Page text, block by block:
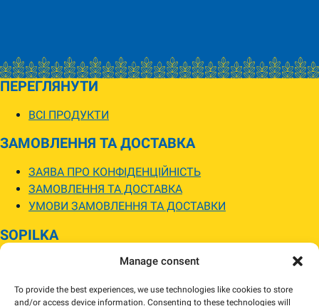
Manage consent
To provide the best experiences, we use technologies like cookies to store
and/or access device information. Consenting to these technologies will
ПЕРЕГЛЯНУТИ
ВСІ ПРОДУКТИ
ЗАМОВЛЕННЯ ТА ДОСТАВКА
ЗАЯВА ПРО КОНФІДЕНЦІЙНІСТЬ
ЗАМОВЛЕННЯ ТА ДОСТАВКА
УМОВИ ЗАМОВЛЕННЯ ТА ДОСТАВКИ
SOPILKA
МАГАЗИНИ SOPILKA
НОВИНИ